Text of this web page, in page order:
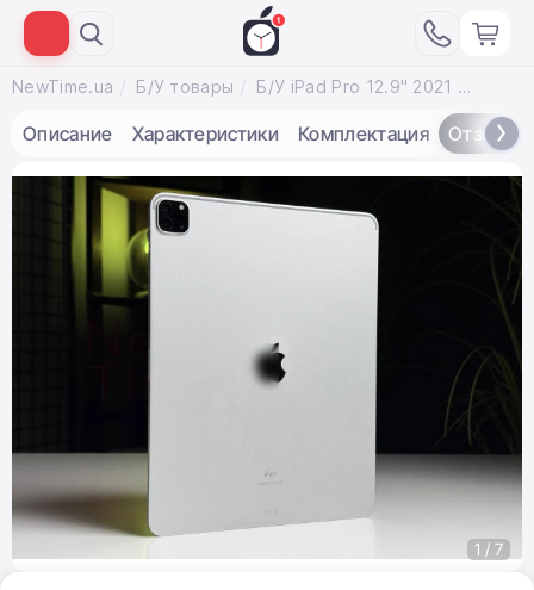
NewTime.ua Б/У товары Б/У iPad Pro 12.9" 2021 Wi-Fi 128GB Silver (MHNG3) - Состояние: хорошее | Аккумулятор: 75% | Комплектация: iPad, кабель | Гарантия: 3 мес.
Описание Характеристики Комплектация Отзывы
1 / 7